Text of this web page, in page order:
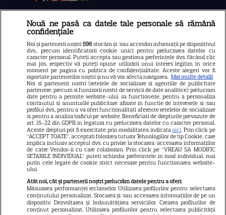
Libertatea
Libertatea pentru femei
GSP
Știri mondene
Avantaje
Elle
Unica
Retete practice
URMĂREȘTE-NE PE
Nouă ne pasă ca datele tale personale să rămână
confidențiale
Noi și partenerii noștri596 stocăm și/sau accesăm informații pe dispozitivul
dvs., precum identificatorii cookie unici pentru prelucrarea datelor cu
caracter personal. Puteți accepta sau gestiona preferințele dvs. făcând clic
mai jos, respectiv vă puteți opune utilizării unui interes legitim în orice
moment pe pagina cu politica de confidențialitate. Aceste alegeri vor fi
raportate partenerilor noștri și nu vă vor afecta navigarea. Mai multe detalii
Noi si partenerii nostri (retelele de socializare si agentiile de publicitate
partenere, precum si furnizorii nostri de servicii de date analitice) prelucram
date pentru a permite website-ului sa functioneze, pentru a personaliza
continutul si anunturile publicitare afisate in functie de interesele si/sau
profilul dvs., pentru a va oferi functionalitati aferente retelelor de socializare
si pentru a analiza traficul pe website. Beneficiati de drepturile prevazute de
art. 15-22 din GDPR in legatura cu prelucrarea datelor cu caracter personal.
Aceste drepturi pot fi exercitate prin modalitatea indicataaici. Prin click pe
“ACCEPT TOATE”, acceptati folosirea tuturor Tehnologiilor de tip Cookie, care
implica inclusiv acceptul dvs. cu privire la stocarea/accesarea informatiilor
de catre Vendor-ii cu care colaboram. Prin click pe “VREAU SA MODIFIC
SETARILE INDIVIDUAL” puteti schimba preferintele in mod individual, mai
putin cele legate de cookie strict necesare pentru functionarea website-
ului.
Atât noi, cât și partenerii noștri prelucrăm datele pentru a oferi:
Măsurarea performanței reclamelor. Utilizarea profilurilor pentru selectarea
conținutului personalizat. Stocarea și/sau accesarea informațiilor de pe un
dispozitiv. Dezvoltarea și îmbunătățirea serviciilor. Crearea profilurilor de
conținut personalizat. Utilizarea profilurilor pentru selectarea publicității